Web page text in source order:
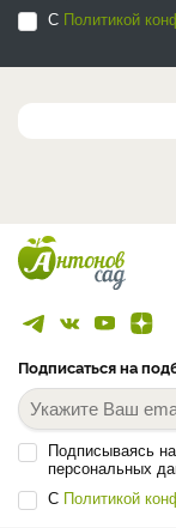
С Политикой
Подписаться на
Подписываясь
персональных
С Политикой